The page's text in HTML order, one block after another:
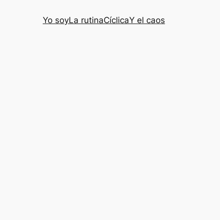
Yo soyLa rutinaCíclicaY el caos